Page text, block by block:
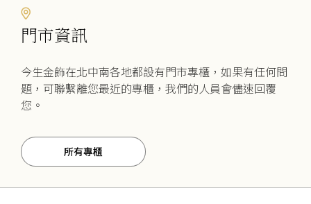
門市資訊
今生金飾在北中南各地都設有門市專櫃，如果有任何問
題，可聯繫離您最近的專櫃，我們的人員會儘速回覆
您。
所有專櫃